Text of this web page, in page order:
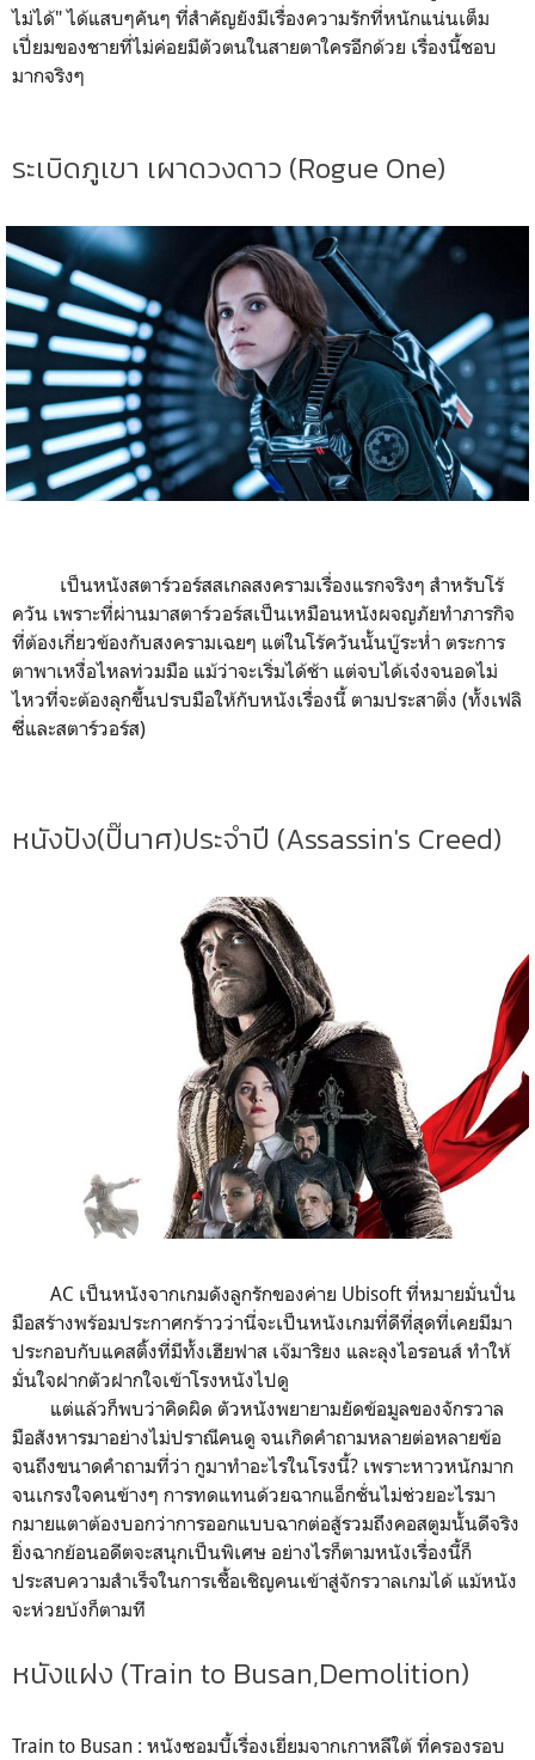
ไม่ได้" ได้แสบๆคันๆ ที่สำคัญยังมีเรื่องความรักที่หนักแน่นเต็ม
เปี่ยมของชายที่ไม่ค่อยมีตัวตนในสายตาใครอีกด้วย เรื่องนี้ชอบ
มากจริงๆ
ระเบิดภูเขา เผาดวงดาว (Rogue One)
เป็นหนังสตาร์วอร์สสเกลสงครามเรื่องแรกจริงๆ สำหรับโร้
ควัน เพราะที่ผ่านมาสตาร์วอร์สเป็นเหมือนหนังผจญภัยทำภารกิจ
ที่ต้องเกี่ยวข้องกับสงครามเฉยๆ แต่ในโร้ควันนั้นบู๊ระห่ำ ตระการ
ตาพาเหงื่อไหลท่วมมือ แม้ว่าจะเริ่มได้ช้า แต่จบได้เจ๋งจนอดไม่
ไหวที่จะต้องลุกขึ้นปรบมือให้กับหนังเรื่องนี้ ตามประสาติ่ง (ทั้งเฟลิ
ซี่และสตาร์วอร์ส)
หนังปัง(ปิ๊นาศ)ประจำปี (Assassin's Creed)
AC เป็นหนังจากเกมดังลูกรักของค่าย Ubisoft ที่หมายมั่นปั่น
มือสร้างพร้อมประกาศกร้าวว่านี่จะเป็นหนังเกมที่ดีที่สุดที่เคยมีมา
ประกอบกับแคสติ้งที่มีทั้งเฮียฟาส เจ๊มาริยง และลุงไอรอนส์ ทำให้
มั่นใจฝากตัวฝากใจเข้าโรงหนังไปดู
แต่แล้วก็พบว่าคิดผิด ตัวหนังพยายามยัดข้อมูลของจักรวาล
มือสังหารมาอย่างไม่ปราณีคนดู จนเกิดคำถามหลายต่อหลายข้อ
จนถึงขนาดคำถามที่ว่า กูมาทำอะไรในโรงนี้? เพราะหาวหนักมาก
จนเกรงใจคนข้างๆ การทดแทนด้วยฉากแอ็กชั่นไม่ช่วยอะไรมา
กมายแตาต้องบอกว่าการออกแบบฉากต่อสู้รวมถึงคอสตูมนั้นดีจริง
ยิ่งฉากย้อนอดีตจะสนุกเป็นพิเศษ อย่างไรก็ตามหนังเรื่องนี้ก็
ประสบความสำเร็จในการเชื้อเชิญคนเข้าสู่จักรวาลเกมได้ แม้หนัง
จะห่วยบ้งก็ตามที
หนังแฝง (Train to Busan,Demolition)
Train to Busan : หนังซอมบี้เรื่องเยี่ยมจากเกาหลีใต้ ที่ครองรอบ